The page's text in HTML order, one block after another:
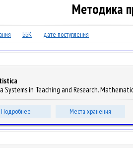
Методика
ББК дате поступления
Systems in Teaching and Research.
Подробнее Места хранения